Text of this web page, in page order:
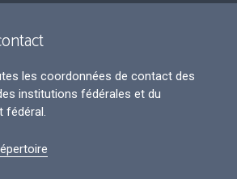
les coordonnées de contact des
institutions fédérales et du
fédéral.